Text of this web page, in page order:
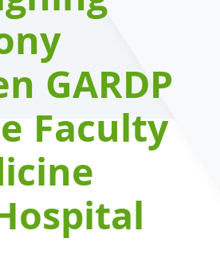
GARDP
Faculty